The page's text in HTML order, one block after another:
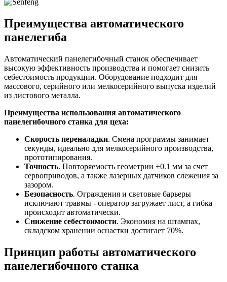
Преимущества автоматического
панелегиба
Автоматический панелегибочный станок обеспечивает
высокую эффективность производства и помогает снизить
себестоимость продукции. Оборудование подходит для
массового, серийного или мелкосерийного выпуска изделий
из листового металла.
Преимущества использования автоматического
панелегибочного станка для цеха:
Скорость переналадки. Смена программы занимает
секунды, идеально для мелкосерийного производства,
прототипирования.
Точность. Повторяемость геометрии ±0.1 мм за счет
сервоприводов, а также лазерных датчиков слежения за
зазором.
Безопасность. Ограждения и световые барьеры
исключают травмы - оператор загружает лист, а гибка
происходит автоматически.
Снижение себестоимости. Экономия на штампах,
складском хранении оснастки достигает 70%.
Принцип работы автоматического
панелегибочного станка